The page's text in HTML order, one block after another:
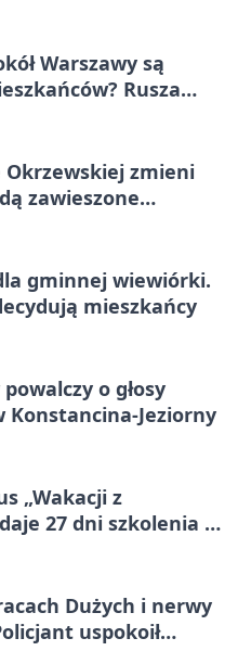
Warszawy są
Rusza
zmieni
zawieszone
gminnej wiewiórki.
mieszkańcy
o głosy
Konstancina-Jeziorny
„Wakacji z
27 dni szkolenia i
Dużych i nerwy
uspokoił